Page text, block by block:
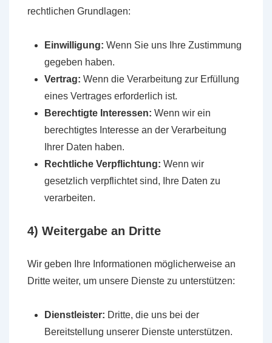
rechtlichen Grundlagen:
Einwilligung: Wenn Sie uns Ihre Zustimmung
gegeben haben.
Vertrag: Wenn die Verarbeitung zur Erfüllung
eines Vertrages erforderlich ist.
Berechtigte Interessen: Wenn wir ein
berechtigtes Interesse an der Verarbeitung
Ihrer Daten haben.
Rechtliche Verpflichtung: Wenn wir
gesetzlich verpflichtet sind, Ihre Daten zu
verarbeiten.
4) Weitergabe an Dritte
Wir geben Ihre Informationen möglicherweise an
Dritte weiter, um unsere Dienste zu unterstützen:
Dienstleister: Dritte, die uns bei der
Bereitstellung unserer Dienste unterstützen.